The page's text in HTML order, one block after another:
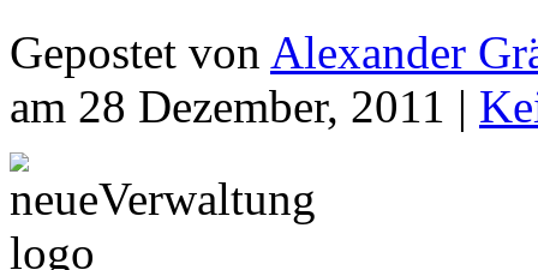
Gepostet von Alexander
am 28 Dezember, 2011 |